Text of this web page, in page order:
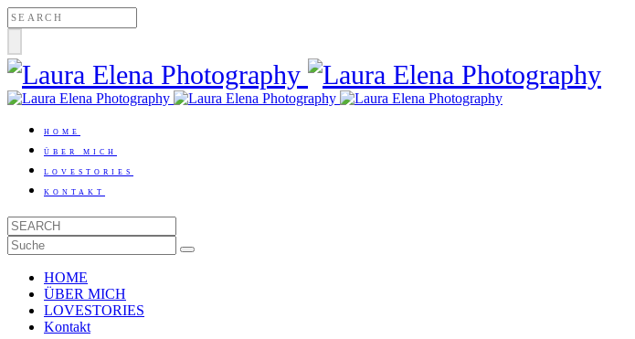
HOME
ÜBER MICH
LOVESTORIES
KONTAKT
HOME
ÜBER MICH
LOVESTORIES
Kontakt